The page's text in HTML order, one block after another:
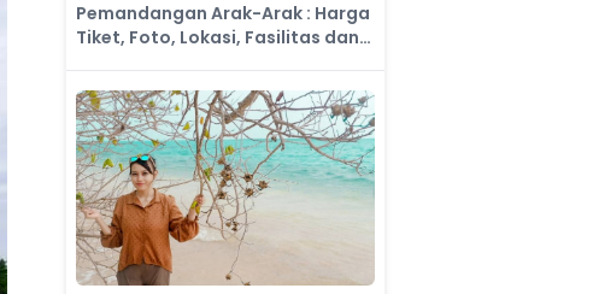
​Pemandangan Arak-Arak : Harga
Tiket, Foto, Lokasi, Fasilitas dan